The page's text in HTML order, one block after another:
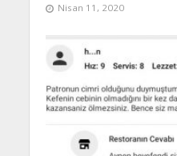
Nisan 11, 2020